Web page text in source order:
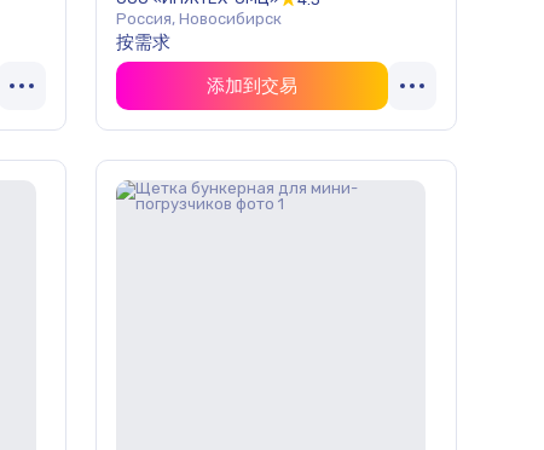
Россия, Новосибирск
按需求
添加到交易